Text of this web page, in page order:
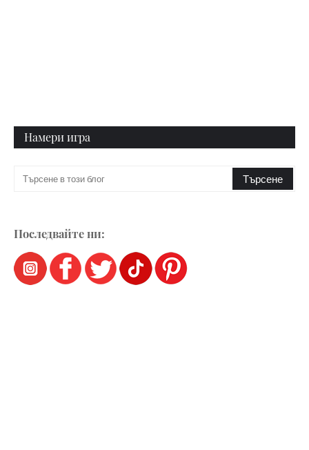
Намери игра
Последвайте ни: